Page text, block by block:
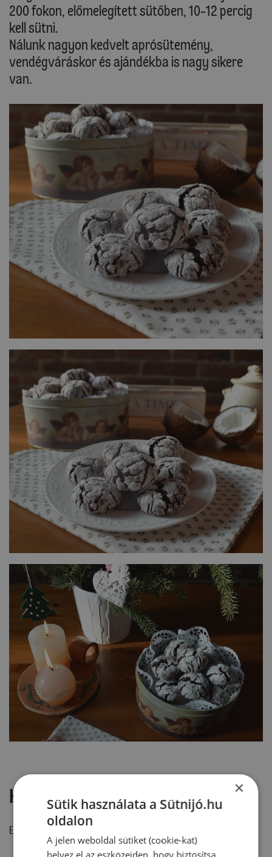
200 fokon, előmelegített sütőben, 10-12 percig
kell sütni.
Nálunk nagyon kedvelt aprósütemény,
vendégváráskor és ajándékba is nagy sikere
van.
Hozzászólások
Ehhez a recepthez még nem érkezett hozzászólás.
×
Sütik használata a Sütnijó.hu
oldalon
A jelen weboldal sütiket (cookie-kat)
helyez el az eszközeiden, hogy biztosítsa